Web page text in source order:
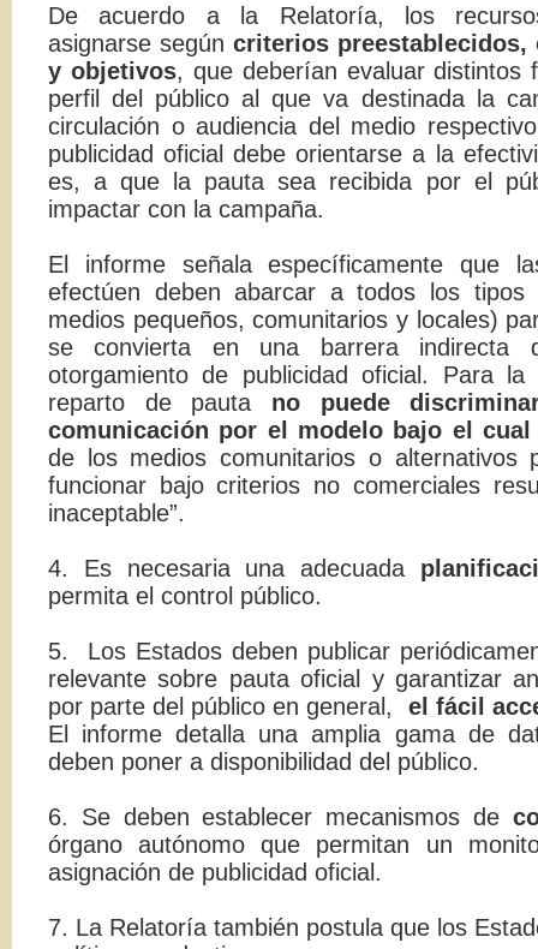
De acuerdo a la Relatoría, los
asignarse según criterios preestablecidos,
y objetivos, que deberían evaluar distintos
perfil del público al que va destinada la
circulación o audiencia del medio
publicidad oficial debe orientarse a la
es, a que la pauta sea recibida por el
impactar con la campaña.
El informe señala específicamente que
efectúen deben abarcar a todos los
medios pequeños, comunitarios y locales)
se convierta en una barrera indirecta
otorgamiento de publicidad oficial. Para
reparto de pauta no puede
comunicación por el modelo bajo el cual
de los medios comunitarios o alternativos
funcionar bajo criterios no comerciales
inaceptable”.
4. Es necesaria una adecuada
permita el control público.
5. Los Estados deben publicar
relevante sobre pauta oficial y garantizar
por parte del público en general, el fácil
El informe detalla una amplia gama de
deben poner a disponibilidad del público.
6. Se deben establecer mecanismos de
órgano autónomo que permitan un
asignación de publicidad oficial.
7. La Relatoría también postula que los